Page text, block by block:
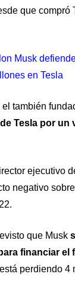
que compró
Musk
en Tesla
también
Tesla por un
ejecutivo
negativo
que Musk
financiar el
perdiendo 4